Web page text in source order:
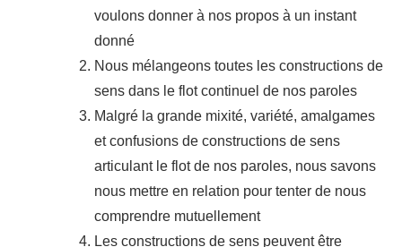
voulons donner à nos propos à un instant
donné
Nous mélangeons toutes les constructions de
sens dans le flot continuel de nos paroles
Malgré la grande mixité, variété, amalgames
et confusions de constructions de sens
articulant le flot de nos paroles, nous savons
nous mettre en relation pour tenter de nous
comprendre mutuellement
Les constructions de sens peuvent être